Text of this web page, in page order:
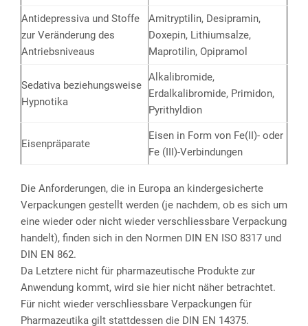
Antidepressiva und Stoffe
zur Veränderung des
Antriebsniveaus
Amitryptilin, Desipramin,
Doxepin, Lithiumsalze,
Maprotilin, Opipramol
Sedativa beziehungsweise
Hypnotika
Alkalibromide,
Erdalkalibromide, Primidon,
Pyrithyldion
Eisenpräparate
Eisen in Form von Fe(II)- oder
Fe (III)-Verbindungen
Die Anforderungen, die in Europa an kindergesicherte
Verpackungen gestellt werden (je nachdem, ob es sich um
eine wieder oder nicht wieder verschliessbare Verpackung
handelt), finden sich in den Normen DIN EN ISO 8317 und
DIN EN 862.
Da Letztere nicht für pharmazeutische Produkte zur
Anwendung kommt, wird sie hier nicht näher betrachtet.
Für nicht wieder verschliessbare Verpackungen für
Pharmazeutika gilt stattdessen die DIN EN 14375.